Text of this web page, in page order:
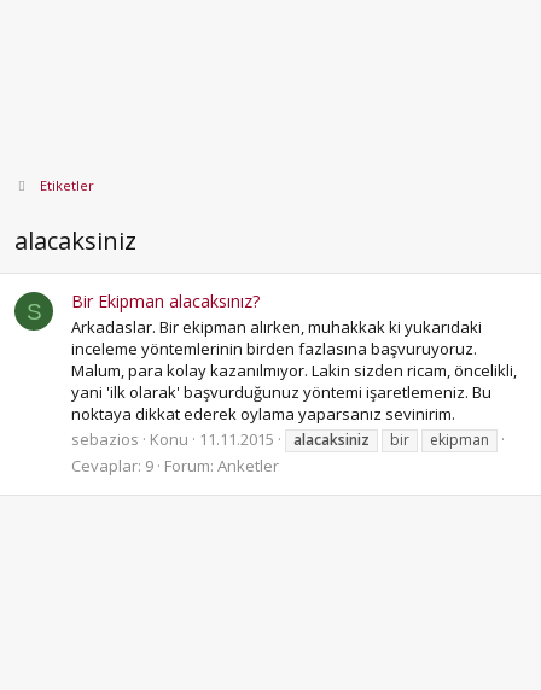
Etiketler
alacaksiniz
S Bir Ekipman alacaksınız?
Arkadaslar. Bir ekipman alırken, muhakkak ki yukarıdaki
inceleme yöntemlerinin birden fazlasına başvuruyoruz.
Malum, para kolay kazanılmıyor. Lakin sizden ricam, öncelikli,
yani 'ilk olarak' başvurduğunuz yöntemi işaretlemeniz. Bu
noktaya dikkat ederek oylama yaparsanız sevinirim.
sebazios
Konu 11.11.2015 alacaksiniz bir ekipman
Cevaplar: 9 Forum: Anketler